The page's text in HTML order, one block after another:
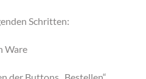
Schritten:
Ware